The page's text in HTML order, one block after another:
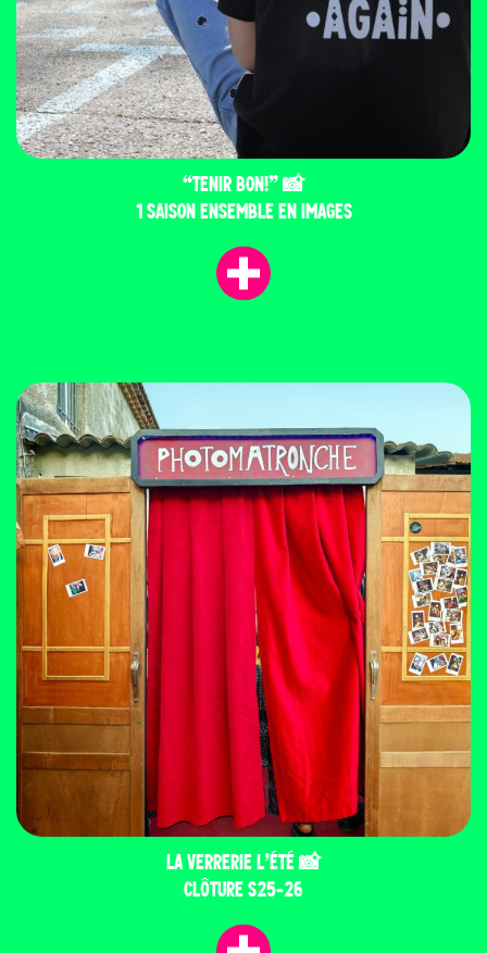
“TENIR BON!” 📸
1 SAISON ENSEMBLE EN IMAGES
LA VERRERIE L’ÉTÉ 📸
CLÔTURE S25-26